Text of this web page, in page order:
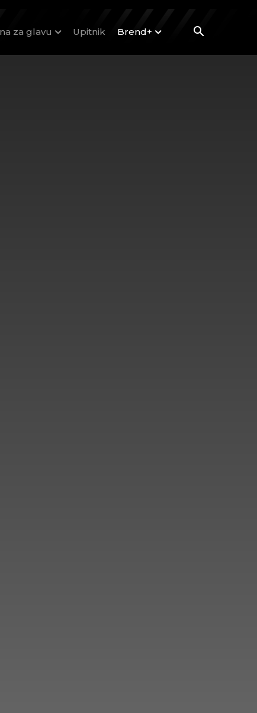
za glavu Upitnik Brend+